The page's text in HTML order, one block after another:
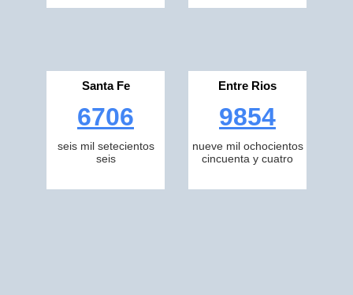
Santa Fe
6706
seis mil setecientos
seis
Entre Rios
9854
nueve mil ochocientos
cincuenta y cuatro